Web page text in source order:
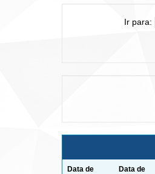
Ir para:
Data de
Data de